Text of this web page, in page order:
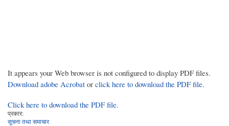
It appears your Web browser is not configured to display PDF files.
Download adobe Acrobat or click here to download the PDF file.
Click here to download the PDF file.
प्रकार:
सूचना तथा समाचार